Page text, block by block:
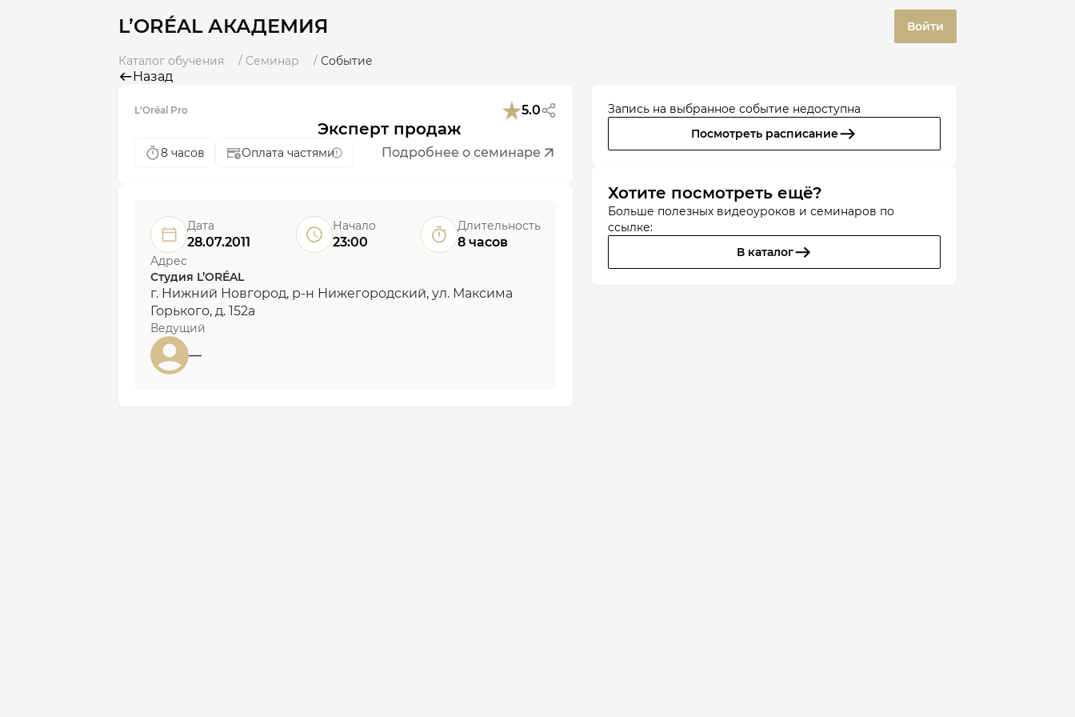
L’ORÉAL АКАДЕМИЯ Войти
Каталог обучения Семинар Событие
Назад
L'Oréal Pro 5.0
Эксперт продаж
8 часов Оплата частями Подробнее о семинаре
Дата
28.07.2011
Начало
23:00
Длительность
8 часов
Адрес
Студия L’ORÉAL
г. Нижний Новгород, р-н Нижегородский, ул. Максима
Горького, д. 152а
Ведущий
—
Запись на выбранное событие недоступна
Посмотреть расписание
Хотите посмотреть ещё?
Больше полезных видеоуроков и семинаров по
ссылке:
В каталог